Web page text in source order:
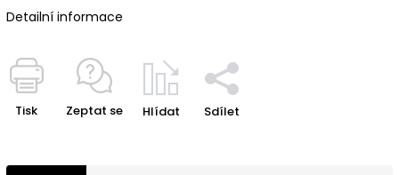
Detailní informace
Tisk Zeptat se Hlídat Sdílet